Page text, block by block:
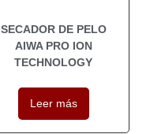
SECADOR DE PELO
AIWA PRO ION
TECHNOLOGY
Leer más